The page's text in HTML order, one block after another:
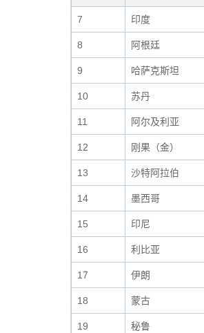
7 印度
8 阿根廷
9 哈萨克斯坦
10 苏丹
11 阿尔及利亚
12 刚果（金）
13 沙特阿拉伯
14 墨西哥
15 印尼
16 利比亚
17 伊朗
18 蒙古
19 秘鲁